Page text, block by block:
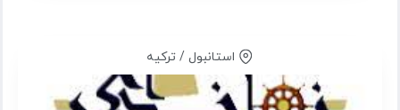
استانبول / ترکیه